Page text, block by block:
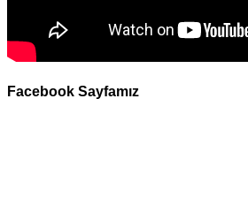
Facebook Sayfamız